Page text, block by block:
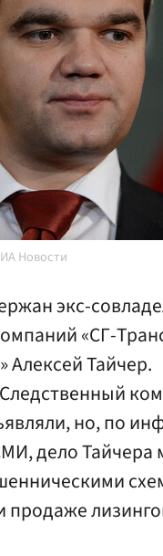
Новости
экс-
«СГ-
Алексей Тайчер.
но, по
дело Тайчера
продаже